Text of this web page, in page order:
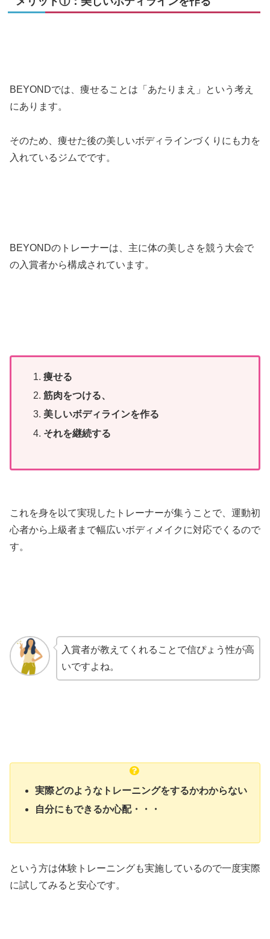
BEYONDでは、痩せることは「あたりまえ」という考え
にあります。
そのため、痩せた後の美しいボディラインづくりにも力を
入れているジムでです。
BEYONDのトレーナーは、主に体の美しさを競う大会で
の入賞者から構成されています。
痩せる
筋肉をつける、
美しいボディラインを作る
それを継続する
これを身を以て実現したトレーナーが集うことで、運動初
心者から上級者まで幅広いボディメイクに対応でくるので
す。
入賞者が教えてくれることで信ぴょう性が高
いですよね。
実際どのようなトレーニングをするかわからない
自分にもできるか心配・・・
という方は体験トレーニングも実施しているので一度実際
に試してみると安心です。